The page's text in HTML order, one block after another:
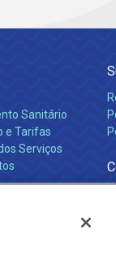
Sanitário
e Tarifas
Serviços